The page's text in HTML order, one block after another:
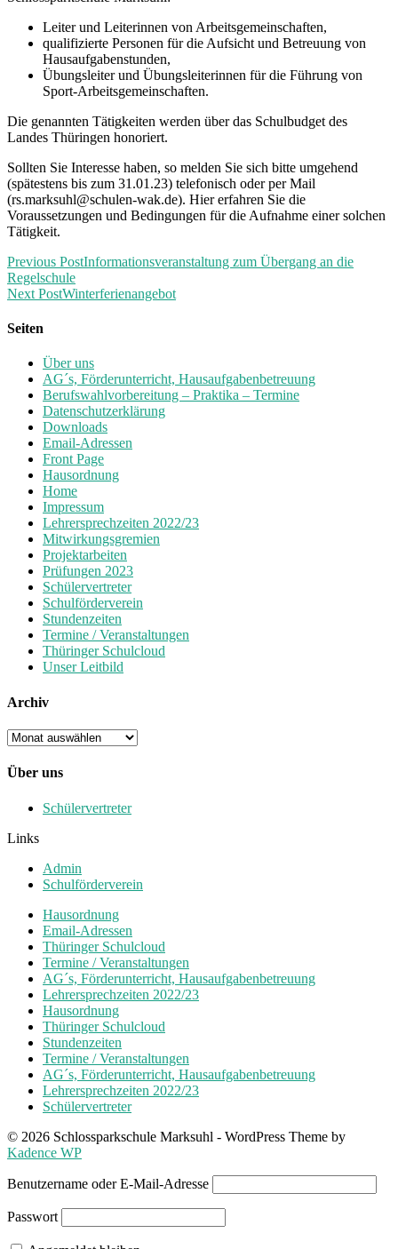
Leiter und Leiterinnen von Arbeitsgemeinschaften,
qualifizierte Personen für die Aufsicht und Betreuung von
Hausaufgabenstunden,
Übungsleiter und Übungsleiterinnen für die Führung von
Sport-Arbeitsgemeinschaften.
Die genannten Tätigkeiten werden über das Schulbudget des
Landes Thüringen honoriert.
Sollten Sie Interesse haben, so melden Sie sich bitte umgehend
(spätestens bis zum 31.01.23) telefonisch oder per Mail
(rs.marksuhl@schulen-wak.de). Hier erfahren Sie die
Voraussetzungen und Bedingungen für die Aufnahme einer solchen
Tätigkeit.
Previous PostInformationsveranstaltung zum Übergang an die
Regelschule
Next PostWinterferienangebot
Seiten
Über uns
AG´s, Förderunterricht, Hausaufgabenbetreuung
Berufswahlvorbereitung – Praktika – Termine
Datenschutzerklärung
Downloads
Email-Adressen
Front Page
Hausordnung
Home
Impressum
Lehrersprechzeiten 2022/23
Mitwirkungsgremien
Projektarbeiten
Prüfungen 2023
Schülervertreter
Schulförderverein
Stundenzeiten
Termine / Veranstaltungen
Thüringer Schulcloud
Unser Leitbild
Archiv
Archiv
Über uns
Schülervertreter
Links
Admin
Schulförderverein
Hausordnung
Email-Adressen
Thüringer Schulcloud
Termine / Veranstaltungen
AG´s, Förderunterricht, Hausaufgabenbetreuung
Lehrersprechzeiten 2022/23
Hausordnung
Thüringer Schulcloud
Stundenzeiten
Termine / Veranstaltungen
AG´s, Förderunterricht, Hausaufgabenbetreuung
Lehrersprechzeiten 2022/23
Schülervertreter
© 2026 Schlossparkschule Marksuhl - WordPress Theme by
Kadence WP
Benutzername oder E-Mail-Adresse
Passwort